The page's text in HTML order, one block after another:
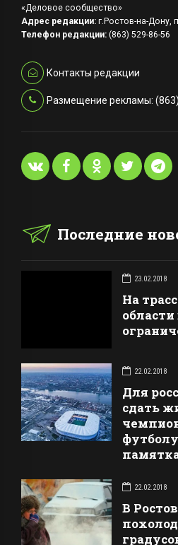
«Деловое сообщество»
Адрес редакции: г.Ростов-на-Дону,
Телефон редакции: (863) 529-86-56
Контакты редакции
Размещение рекламы:
Последние
23.02.2018
На
22.02.2018
Для
сдать
22.02.2018
В